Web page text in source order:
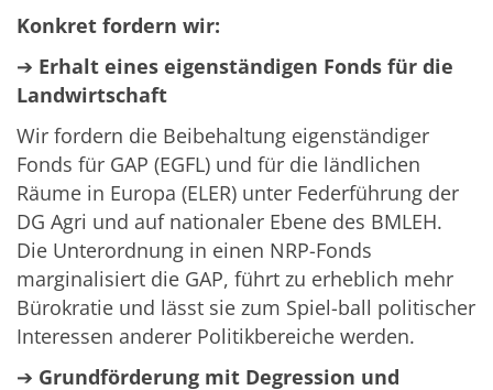
Konkret fordern wir:
➔ Erhalt eines eigenständigen Fonds für die
Landwirtschaft
Wir fordern die Beibehaltung eigenständiger
Fonds für GAP (EGFL) und für die ländlichen
Räume in Europa (ELER) unter Federführung der
DG Agri und auf nationaler Ebene des BMLEH.
Die Unterordnung in einen NRP-Fonds
marginalisiert die GAP, führt zu erheblich mehr
Bürokratie und lässt sie zum Spiel-ball politischer
Interessen anderer Politikbereiche werden.
➔ Grundförderung mit Degression und